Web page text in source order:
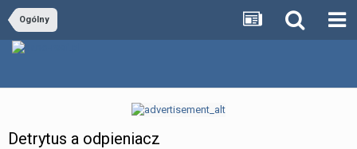
Ogólny
Detrytus a odpieniacz